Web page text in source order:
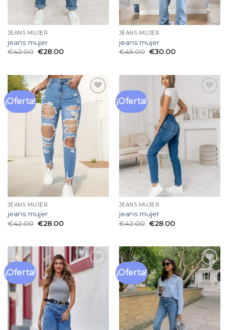
JEANS MUJER
jeans mujer
€42.00 €28.00
JEANS MUJER
jeans mujer
€45.00 €30.00
¡Oferta!
Añadir
JEANS MUJER
jeans mujer
€42.00 €28.00
¡Oferta!
a la
lista
deseos
JEANS MUJER
jeans mujer
€42.00 €28.00
¡Oferta!
Añadir
¡Oferta!
Añadir
a la
lista
de
deseos